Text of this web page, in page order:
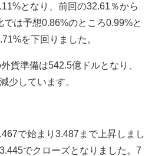
となり、前回の32.61％から
は予想0.86%のところ0.99%と
を下回りました。
貨準備は542.5億ドルとなり、
少しています。
で始まり3.487まで上昇しまし
でクローズとなりました。7